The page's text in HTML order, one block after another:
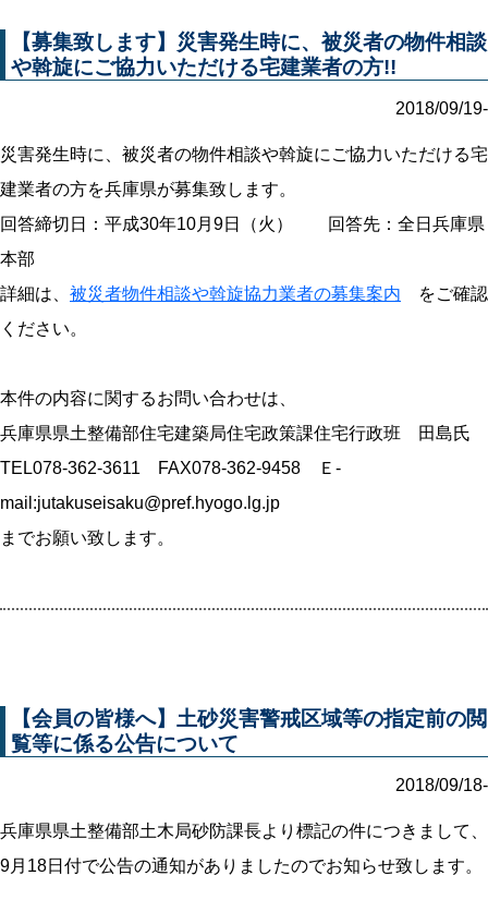
【募集致します】災害発生時に、被災者の物件相談
や斡旋にご協力いただける宅建業者の方!!
2018/09/19-
災害発生時に、被災者の物件相談や斡旋にご協力いただける宅
建業者の方を兵庫県が募集致します。
回答締切日：平成30年10月9日（火） 回答先：全日兵庫県
本部
詳細は、 被災者物件相談や斡旋協力業者の募集案内 をご確認
ください。
本件の内容に関するお問い合わせは、
兵庫県県土整備部住宅建築局住宅政策課住宅行政班 田島氏
TEL078-362-3611 FAX078-362-9458 Ｅ-
mail:jutakuseisaku@pref.hyogo.lg.jp
までお願い致します。
【会員の皆様へ】土砂災害警戒区域等の指定前の閲
覧等に係る公告について
2018/09/18-
兵庫県県土整備部土木局砂防課長より標記の件につきまして、
9月18日付で公告の通知がありましたのでお知らせ致します。